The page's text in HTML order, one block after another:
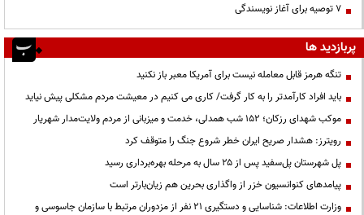
۷ توصیه برای آغاز نویسندگی
پربازدید ها
تنگه هرمز قابل معامله نیست برای آمریکا معبر باز نکنید
باید افراد کارآمدتر را به کار گرفت/ کاری می کنیم در معیشت مردم مشکلی پیش نیاید
موکب شهدای رزکان؛ ۱۵۲ شب همدلی، خدمت و میزبانی از مردم ولایت‌مدار شهریار
رویترز: هشدار صریح ایران خطر شروع جنگ را متوقف کرد
پل شهرستان پل‌سفید پس از ۲۵ سال به مرحله بهره‌برداری رسید
پیامدهای کنوانسیون خزر از واگذاری بحرین هم زیان‌بارتر است
وزارت اطلاعات: شناسایی و دستگیری ۲۱ نفر از مزدوران مرتبط با سازمان جاسوسی و